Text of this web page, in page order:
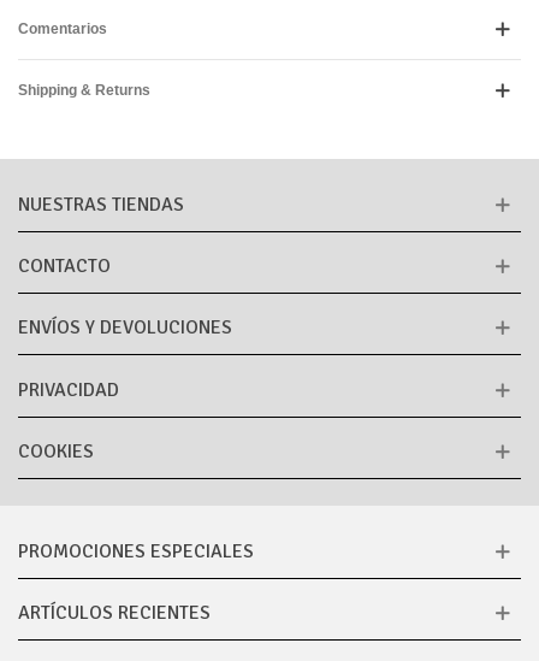
Comentarios
Shipping & Returns
NUESTRAS TIENDAS
CONTACTO
ENVÍOS Y DEVOLUCIONES
PRIVACIDAD
COOKIES
PROMOCIONES ESPECIALES
ARTÍCULOS RECIENTES